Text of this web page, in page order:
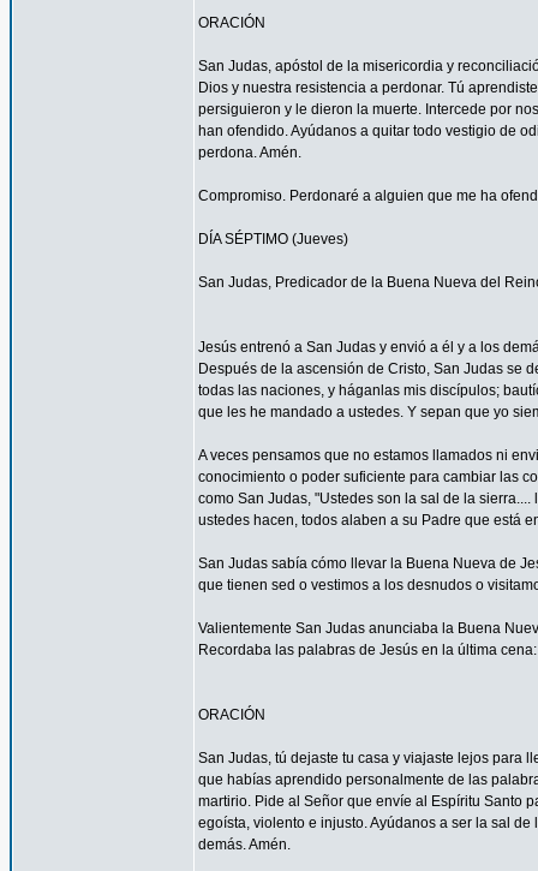
ORACIÓN
San Judas, apóstol de la misericordia y
Dios y nuestra resistencia a perdonar. Tú
persiguieron y le dieron la muerte. Intercede por
han ofendido. Ayúdanos a quitar todo vestigio de
perdona. Amén.
Compromiso. Perdonaré a alguien que me ha
DÍA SÉPTIMO (Jueves)
San Judas, Predicador de la Buena Nueva del
Jesús entrenó a San Judas y envió a él y a los
Después de la ascensión de Cristo, San Judas se
todas las naciones, y háganlas mis discípulos;
que les he mandado a ustedes. Y sepan que yo
A veces pensamos que no estamos llamados ni
conocimiento o poder suficiente para cambiar las
como San Judas, "Ustedes son la sal de la
ustedes hacen, todos alaben a su Padre que está
San Judas sabía cómo llevar la Buena Nueva de
que tienen sed o vestimos a los desnudos o
Valientemente San Judas anunciaba la Buena
Recordaba las palabras de Jesús en la última
ORACIÓN
San Judas, tú dejaste tu casa y viajaste lejos para
que habías aprendido personalmente de las
martirio. Pide al Señor que envíe al Espíritu Santo
egoísta, violento e injusto. Ayúdanos a ser la sal
demás. Amén.